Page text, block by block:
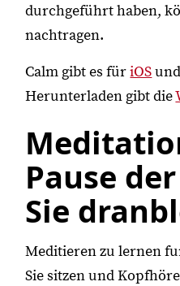
durchgeführt haben,
nachtragen.
Calm gibt es füriOS
Herunterladen gibt die
Pause
Sie
Meditieren zu lernen
Sie sitzen und